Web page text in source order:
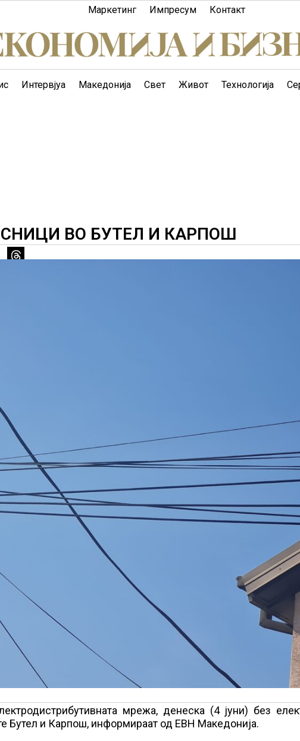
Маркетинг Импресум Контакт
Интервјуа Македонија Свет Живот Технологија
ВО БУТЕЛ И КАРПОШ
мрежа, денеска (4 јуни) без
Бутел и Карпош, информираат од ЕВН Македонија.